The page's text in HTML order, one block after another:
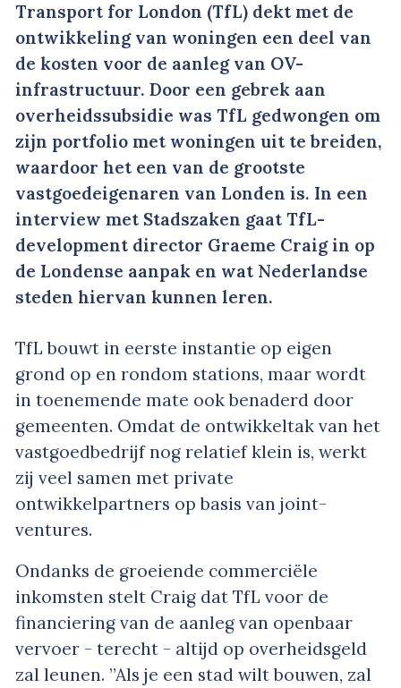
Transport for London (TfL) dekt met de
ontwikkeling van woningen een deel van
de kosten voor de aanleg van OV-
infrastructuur. Door een gebrek aan
overheidssubsidie was TfL gedwongen om
zijn portfolio met woningen uit te breiden,
waardoor het een van de grootste
vastgoedeigenaren van Londen is. In een
interview met Stadszaken gaat TfL-
development director Graeme Craig in op
de Londense aanpak en wat Nederlandse
steden hiervan kunnen leren.
TfL bouwt in eerste instantie op eigen
grond op en rondom stations, maar wordt
in toenemende mate ook benaderd door
gemeenten. Omdat de ontwikkeltak van het
vastgoedbedrijf nog relatief klein is, werkt
zij veel samen met private
ontwikkelpartners op basis van joint-
ventures.
Ondanks de groeiende commerciële
inkomsten stelt Craig dat TfL voor de
financiering van de aanleg van openbaar
vervoer - terecht - altijd op overheidsgeld
zal leunen. ”Als je een stad wilt bouwen, zal